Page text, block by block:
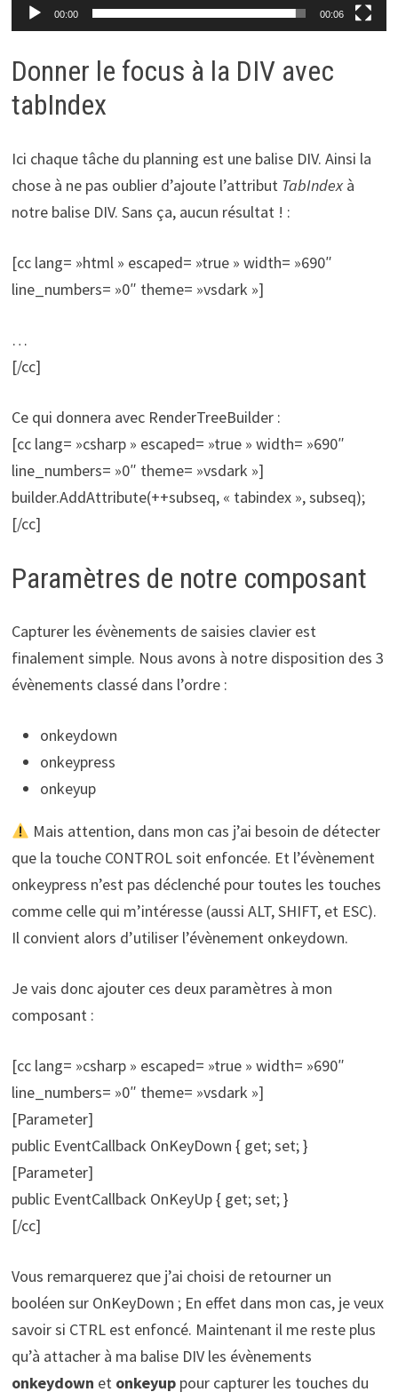
00:00 00:06
Donner le focus à la DIV avec
tabIndex
Ici chaque tâche du planning est une balise DIV. Ainsi la
chose à ne pas oublier d’ajoute l’attribut TabIndexà
notre balise DIV. Sans ça, aucun résultat ! :
[cc lang= »html » escaped= »true » width= »690″
line_numbers= »0″ theme= »vsdark »]
…
[/cc]
Ce qui donnera avec RenderTreeBuilder :
[cc lang= »csharp » escaped= »true » width= »690″
line_numbers= »0″ theme= »vsdark »]
builder.AddAttribute(++subseq, « tabindex », subseq);
[/cc]
Paramètres de notre composant
Capturer les évènements de saisies clavier est
finalement simple. Nous avons à notre disposition des 3
évènements classé dans l’ordre :
onkeydown
onkeypress
onkeyup
Mais attention, dans mon cas j’ai besoin de détecter
que la touche CONTROL soit enfoncée. Et l’évènement
onkeypress n’est pas déclenché pour toutes les touches
comme celle qui m’intéresse (aussi ALT, SHIFT, et ESC).
Il convient alors d’utiliser l’évènement onkeydown.
Je vais donc ajouter ces deux paramètres à mon
composant :
[cc lang= »csharp » escaped= »true » width= »690″
line_numbers= »0″ theme= »vsdark »]
[Parameter]
public EventCallback OnKeyDown { get; set; }
[Parameter]
public EventCallback OnKeyUp { get; set; }
[/cc]
Vous remarquerez que j’ai choisi de retourner un
booléen sur OnKeyDown ; En effet dans mon cas, je veux
savoir si CTRL est enfoncé. Maintenant il me reste plus
qu’à attacher à ma balise DIV les évènements
onkeydown et onkeyuppour capturer les touches du